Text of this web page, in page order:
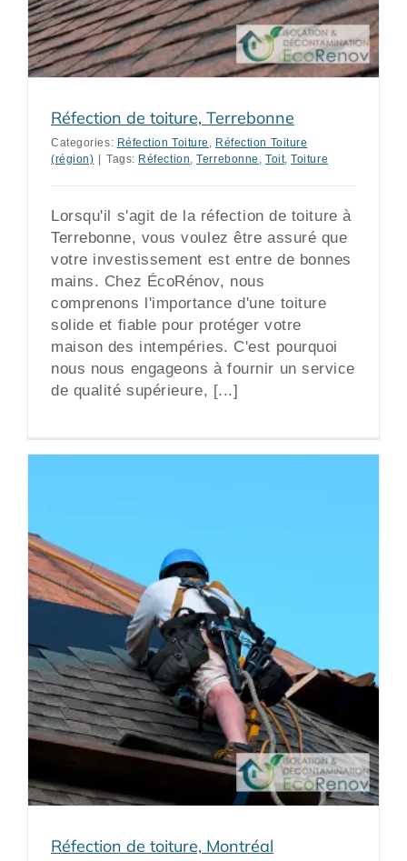
Réfection de toiture, Terrebonne
Categories: Réfection Toiture
Réfection Toiture
(région) | Tags: Réfection ,Terrebonne Toit,Toiture
Lorsqu'il s'agit de la réfection de toiture à
Terrebonne, vous voulez être assuré que
votre investissement est entre de bonnes
mains. Chez ÉcoRénov, nous
comprenons l'importance d'une toiture
solide et fiable pour protéger votre
maison des intempéries. C'est pourquoi
nous nous engageons à fournir un service
de qualité supérieure, [...]
Réfection de toiture, Montréal